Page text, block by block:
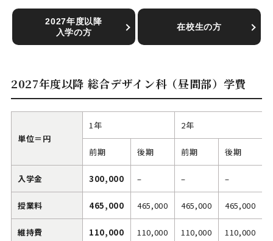
2027年度以降
入学の方
在校生の方
2027年度以降 総合デザイン科（昼間部）学費
単位＝円
1年 2年
前期 後期 前期 後期
入学金 300,000 – – –
授業料 465,000 465,000 465,000 465,000
維持費 110,000 110,000 110,000 110,000